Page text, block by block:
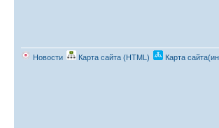
Новости Карта сайта (HTML) Карта